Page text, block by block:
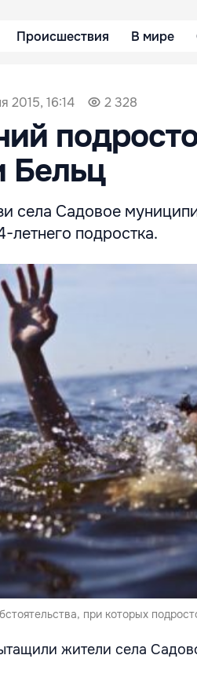
Происшествия В мире
2015, 16:14 2 328
Бельц
села Садовое
летнего подростка.
при которых
жители села